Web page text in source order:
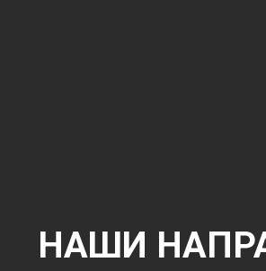
НАШИ